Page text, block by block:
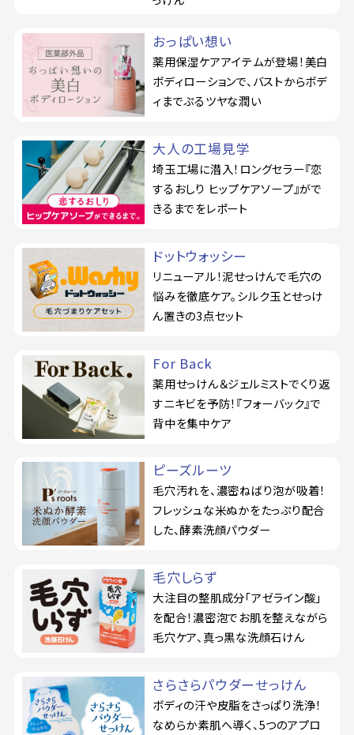
おっぱい想い
薬用保湿ケアアイテムが登場！美白
ボディローションで、バストからボデ
ィまでぷるツヤな潤い
大人の工場見学
埼玉工場に潜入！ロングセラー『恋
するおしり ヒップケアソープ』がで
きるまでをレポート
ドットウォッシー
リニューアル！泥せっけんで毛穴の
悩みを徹底ケア。シルク玉とせっけ
ん置きの3点セット
For Back
薬用せっけん＆ジェルミストでくり返
すニキビを予防！『フォーバック』で
背中を集中ケア
ピーズルーツ
毛穴汚れを、濃密ねばり泡が吸着！
フレッシュな米ぬかをたっぷり配合
した、酵素洗顔パウダー
毛穴しらず
大注目の整肌成分「アゼライン酸」
を配合！濃密泡でお肌を整えながら
毛穴ケア、真っ黒な洗顔石けん
さらさらパウダーせっけん
ボディの汗や皮脂をさっぱり洗浄！
なめらか素肌へ導く、5つのアプロ